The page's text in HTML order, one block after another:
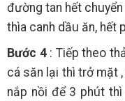
đường tan hết
thìa canh dầu ăn, hết
Bước 4: Tiếp theo
cá săn lại thì trở mặt
nắp nồi để 3 phút